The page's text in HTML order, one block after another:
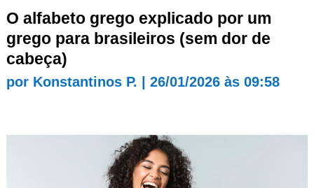
O alfabeto grego explicado por um
grego para brasileiros (sem dor de
cabeça)
por Konstantinos P. 26/01/2026 às 09:58